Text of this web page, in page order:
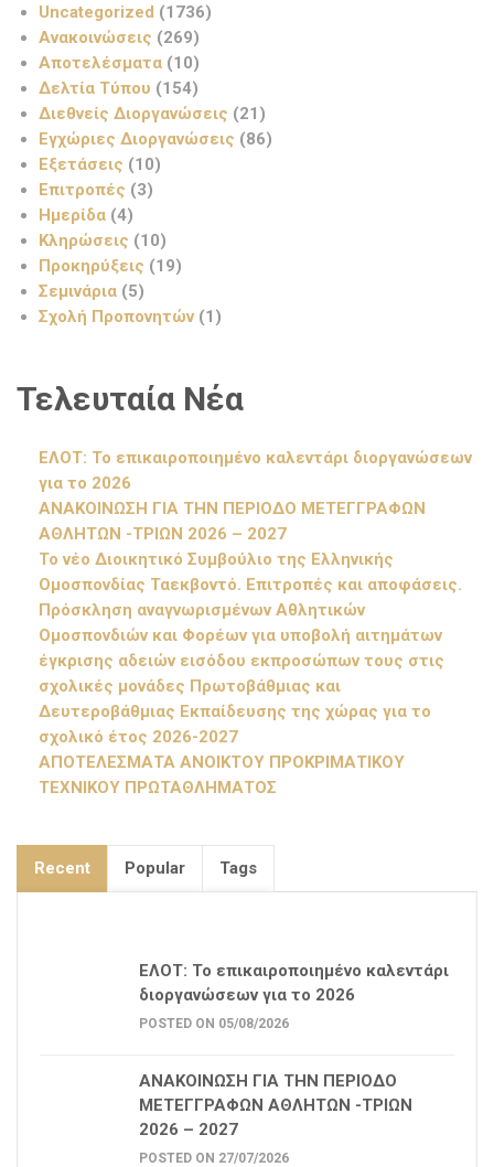
Uncategorized (1736)
Ανακοινώσεις (269)
Αποτελέσματα (10)
Δελτία Τύπου (154)
Διεθνείς Διοργανώσεις (21)
Εγχώριες Διοργανώσεις (86)
Εξετάσεις (10)
Επιτροπές (3)
Ημερίδα (4)
Κληρώσεις (10)
Προκηρύξεις (19)
Σεμινάρια (5)
Σχολή Προπονητών (1)
Τελευταία Νέα
ΕΛΟΤ: Το επικαιροποιημένο καλεντάρι διοργανώσεων
για το 2026
ΑΝΑΚΟΙΝΩΣΗ ΓΙΑ ΤΗΝ ΠΕΡΙΟΔΟ ΜΕΤΕΓΓΡΑΦΩΝ
ΑΘΛΗΤΩΝ -ΤΡΙΩΝ 2026 – 2027
Το νέο Διοικητικό Συμβούλιο της Ελληνικής
Ομοσπονδίας Ταεκβοντό. Επιτροπές και αποφάσεις.
Πρόσκληση αναγνωρισμένων Αθλητικών
Ομοσπονδιών και Φορέων για υποβολή αιτημάτων
έγκρισης αδειών εισόδου εκπροσώπων τους στις
σχολικές μονάδες Πρωτοβάθμιας και
Δευτεροβάθμιας Εκπαίδευσης της χώρας για το
σχολικό έτος 2026-2027
ΑΠΟΤΕΛΕΣΜΑΤΑ ΑΝΟΙΚΤΟΥ ΠΡΟΚΡΙΜΑΤΙΚΟΥ
ΤΕΧΝΙΚΟΥ ΠΡΩΤΑΘΛΗΜΑΤΟΣ
Recent Popular Tags
ΕΛΟΤ: Το επικαιροποιημένο καλεντάρι
διοργανώσεων για το 2026
POSTED ON 05/08/2026
ΑΝΑΚΟΙΝΩΣΗ ΓΙΑ ΤΗΝ ΠΕΡΙΟΔΟ
ΜΕΤΕΓΓΡΑΦΩΝ ΑΘΛΗΤΩΝ -ΤΡΙΩΝ
2026 – 2027
POSTED ON 27/07/2026